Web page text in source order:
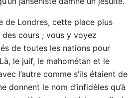
de Londres, cette place plus
cours ; vous y voyez
de toutes les nations pour
le juif, le mahométan et le
l’autre comme s’ils étaient de
donnent le nom d’infidèles qu’à